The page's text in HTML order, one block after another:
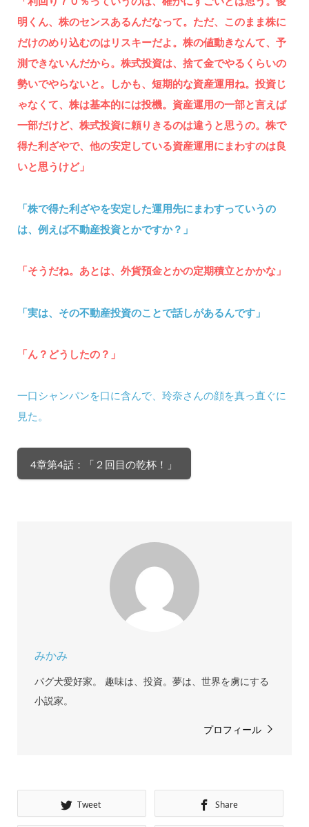
明くん、株のセンスあるんだなって。ただ、このまま株に
だけのめり込むのはリスキーだよ。株の値動きなんて、予
測できないんだから。株式投資は、捨て金でやるくらいの
勢いでやらないと。しかも、短期的な資産運用ね。投資じ
ゃなくて、株は基本的には投機。資産運用の一部と言えば
一部だけど、株式投資に頼りきるのは違うと思うの。株で
得た利ざやで、他の安定している資産運用にまわすのは良
いと思うけど」
「株で得た利ざやを安定した運用先にまわすっていうの
は、例えば不動産投資とかですか？」
「そうだね。あとは、外貨預金とかの定期積立とかかな」
「実は、その不動産投資のことで話しがあるんです」
「ん？どうしたの？」
一口シャンパンを口に含んで、玲奈さんの顔を真っ直ぐに
見た。
4章第4話：「２回目の乾杯！」
みかみ
パグ犬愛好家。 趣味は、投資。夢は、世界を虜にする
小説家。
プロフィール
Tweet Share